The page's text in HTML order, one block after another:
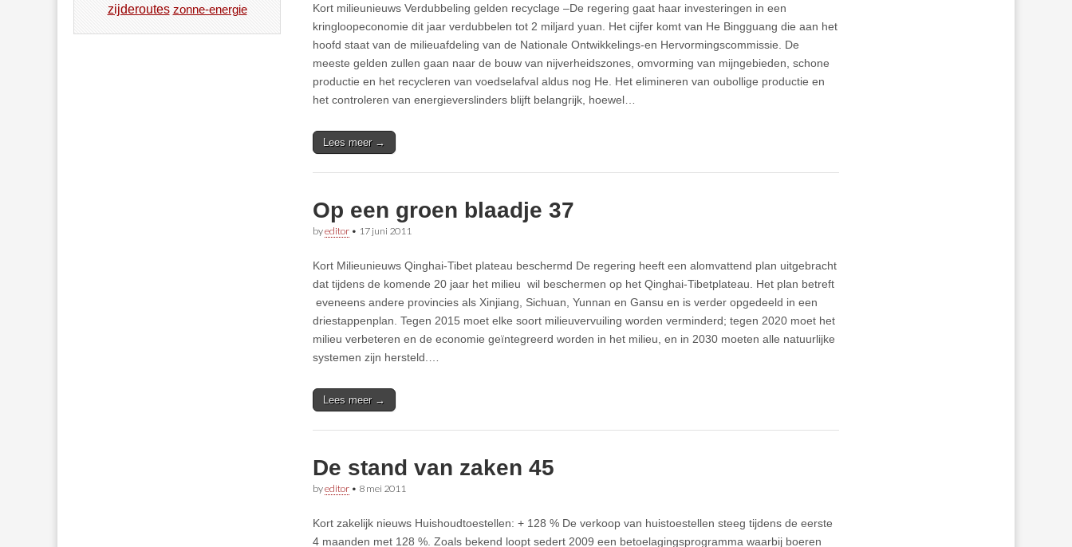
Kort milieunieuws Verdubbeling gelden recyclage –De regering gaat haar investeringen in een
kringloopeconomie dit jaar verdubbelen tot 2 miljard yuan. Het cijfer komt van He Bingguang die aan het
hoofd staat van de milieuafdeling van de Nationale Ontwikkelings-en Hervormingscommissie. De
meeste gelden zullen gaan naar de bouw van nijverheidszones, omvorming van mijngebieden, schone
productie en het recycleren van voedselafval aldus nog He. Het elimineren van oubollige productie en
het controleren van energieverslinders blijft belangrijk, hoewel…
Lees meer →
Op een groen blaadje 37
byeditor • 17 juni 2011
Kort Milieunieuws Qinghai-Tibet plateau beschermd De regering heeft een alomvattend plan uitgebracht
dat tijdens de komende 20 jaar het milieu wil beschermen op het Qinghai-Tibetplateau. Het plan betreft
eveneens andere provincies als Xinjiang, Sichuan, Yunnan en Gansu en is verder opgedeeld in een
driestappenplan. Tegen 2015 moet elke soort milieuvervuiling worden verminderd; tegen 2020 moet het
milieu verbeteren en de economie geïntegreerd worden in het milieu, en in 2030 moeten alle natuurlijke
systemen zijn hersteld.…
Lees meer →
De stand van zaken 45
byeditor • 8 mei 2011
Kort zakelijk nieuws Huishoudtoestellen: + 128 % De verkoop van huistoestellen steeg tijdens de eerste
4 maanden met 128 %. Zoals bekend loopt sedert 2009 een betoelagingsprogramma waarbij boeren
zijderoutes zonne-energie